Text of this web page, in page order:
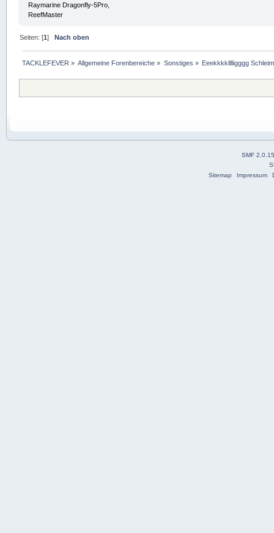
Raymarine Dragonfly-5Pro,
ReefMaster
Seiten: [1]Nach oben
TACKLEFEVER » Allgemeine Forenbereiche » Sonstiges » Eeekkkklllligggg
SMF 2.0.15
Sitemap
Impressum